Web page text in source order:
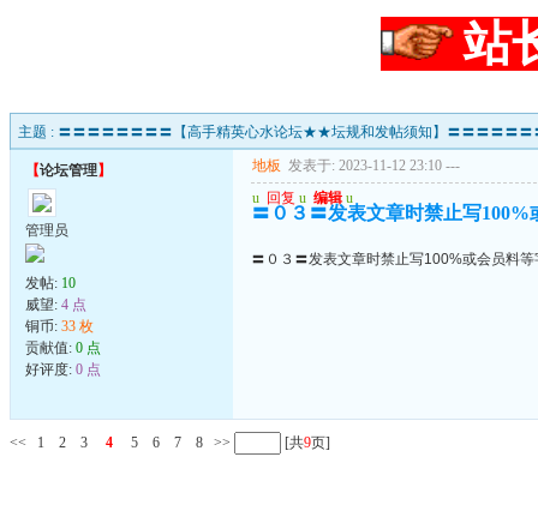
站
主题 : 〓〓〓〓〓〓〓〓【高手精英心水论坛★★坛规和发帖须知】〓〓〓〓〓〓
【论坛管理】
管理员
发帖: 10
威望: 4 点
铜币: 33 枚
贡献值: 0 点
好评度: 0 点
地板 发表于: 2023-11-12 23:10 ---
u 回复 u 编辑 u
〓０３〓发表文章时禁止写
〓０３〓发表文章时禁止写100%或会员料
<< 1 2 3 4 5 6 7 8 >> [共9页]